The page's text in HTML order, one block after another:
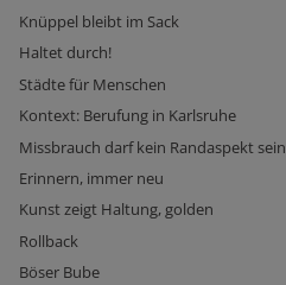
Knüppel bleibt im Sack
Haltet durch!
Städte für Menschen
Kontext: Berufung in Karlsruhe
Missbrauch darf kein Randaspekt sein
Erinnern, immer neu
Kunst zeigt Haltung, golden
Rollback
Böser Bube